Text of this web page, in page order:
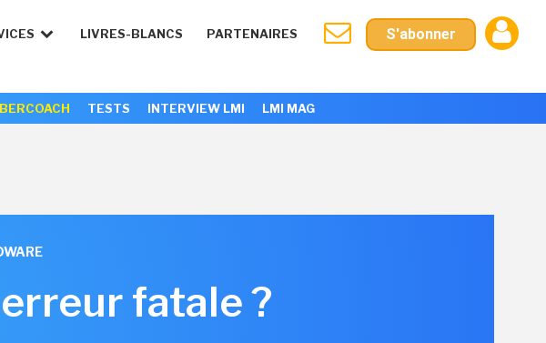
LIVRES-BLANCS PARTENAIRES S'abonner
TESTS INTERVIEW LMI LMI MAG
fatale ?